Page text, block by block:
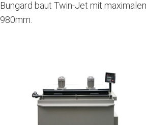
Bungard baut Twin-Jet mit
980mm.